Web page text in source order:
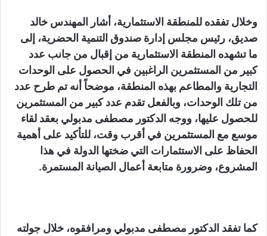
وخلال تفقده للمنطقة الاستثمارية، أشار المهندس خالد
صديق، رئيس مجلس إدارة صندوق التنمية الحضرية، إلى
ما تشهده المنطقة الاستثمارية من إقبال من جانب عدد
كبير من المستثمرين الراغبين في الحصول على الوحدات
التجارية والمطاعم بهذه المنطقة، موضحاً أنه تم طرح عدد
من تلك الوحدات، وبالفعل تقدم عدد كبير من المستثمرين
للحصول عليها، ووجه الدكتور مصطفى مدبولي بعقد لقاء
موسع مع المستثمرين في أقرب وقت، للتأكيد على أهمية
الحفاظ على الاستثمارات التي ضختها الدولة في هذا
المشروع، وضرورة متابعة أعمال الصيانة المستمرة.
كما تفقد الدكتور مصطفى مدبولي ومرافقوه، خلال جولته